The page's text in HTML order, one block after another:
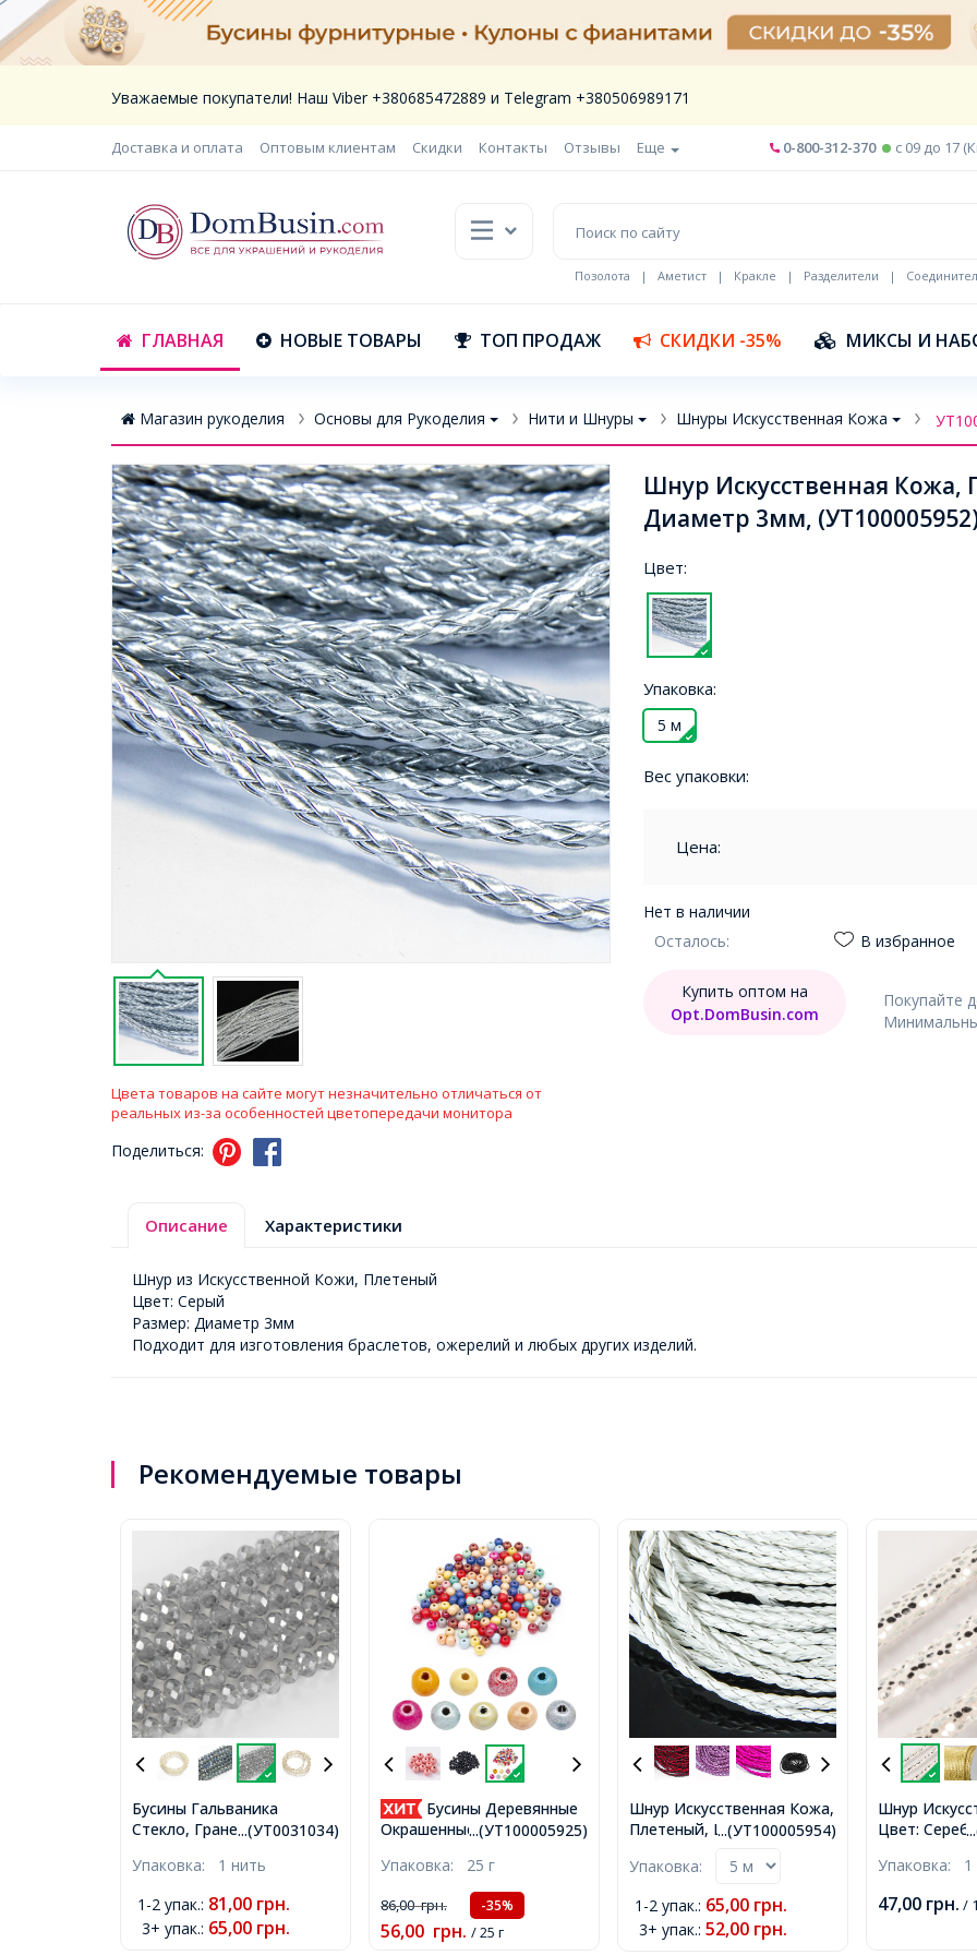
Уважаемые покупатели! Наш Viber +380685472889 и Telegram +380506989171
Доставка и оплата Оптовым клиентам Скидки Контакты Отзывы Еще 0-800-312-370 c 09 до 17
Позолота | Аметист | Кракле | Разделители |
ГЛАВНАЯ НОВЫЕ ТОВАРЫ ТОП ПРОДАЖ СКИДКИ -35% МИКСЫ И
Магазин рукоделия Основы для Рукоделия Нити и Шнуры Шнуры Искусственная Кожа
Цвета товаров на сайте могут незначительно отличаться от
реальных из-за особенностей цветопередачи монитора
Поделиться:
Шнур Искусственная
Диаметр 3мм,
Цвет:
Упаковка:
5 м
Вес упаковки:
Цена:
Нет в наличии
Осталось:
В избранное
Покупайте
Купить оптом на
Opt.DomBusin.com
Описание Характеристики
Шнур из Искусственной Кожи, Плетеный
Цвет: Серый
Размер: Диаметр 3мм
Подходит для изготовления браслетов, ожерелий и любых других изделий.
Рекомендуемые товары
...(УТ0031034)
Бусины Гальваника
Стекло, Граненые,
Размер: 3.5х2.5мм, Отв-
140шт/36см/нить,
(УТ0031034)
Упаковка: 1 нить
1-2 упак.: 81,00 грн.
3+ упак.: 65,00 грн.
...(УТ100005925)
Бусины Деревянные
Окрашенные, Круглые,
около 140шт/25г,
(УТ100005925)
Упаковка: 25 г
86,00грн. -35%
56,00 грн. / 25 г
...(УТ100005954)
Шнур Искусственная Кожа,
Плетеный, Цвет: Белый,
(УТ100005954)
Упаковка:
1-2 упак.: 65,00 грн.
3+ упак.: 52,00 грн.
Шнур
Цвет:
Упаковка:
47,00 грн. /